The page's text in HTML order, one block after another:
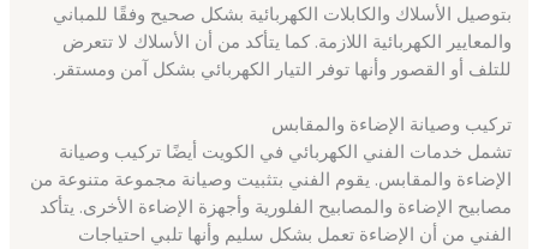
بتوصيل الأسلاك والكابلات الكهربائية بشكل صحيح وفقًا للمباني
والمعايير الكهربائية اللازمة. كما يتأكد من أن الأسلاك لا تتعرض
للتلف أو القصور وأنها توفر التيار الكهربائي بشكل آمن ومستقر.
تركيب وصيانة الإضاءة والمقابس
تشمل خدمات الفني الكهربائي في الكويت أيضًا تركيب وصيانة
الإضاءة والمقابس. يقوم الفني بتثبيت وصيانة مجموعة متنوعة من
مصابيح الإضاءة والمصابيح الفلورية وأجهزة الإضاءة الأخرى. يتأكد
الفني من أن الإضاءة تعمل بشكل سليم وأنها تلبي احتياجات